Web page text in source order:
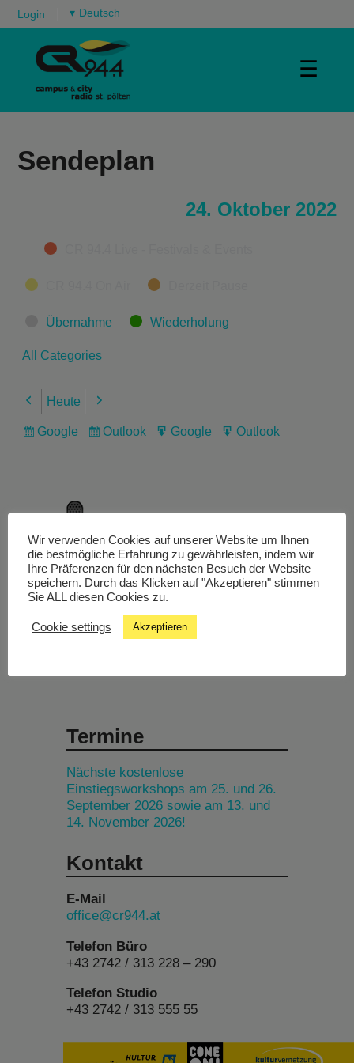
Login ▾
☰
Sendeplan
24. Oktober 2022
Categories
Übernahme Wiederholung
All Categories
Previous
Heute Next
Subscribe
Google
Subscribe
Outlook
Export
Google
Export
Outlook
Livestream
Studiochat
Termine
Nächste kostenlose
Einstiegsworkshops am 25. und 26.
September 2026 sowie am 13. und
14. November 2026!
Kontakt
E-Mail
office@cr944.at
Telefon Büro
+43 2742 / 313 228 – 290
Telefon Studio
+43 2742 / 313 555 55
Wir verwenden Cookies auf unserer Website um Ihnen
die bestmögliche Erfahrung zu gewährleisten, indem wir
Ihre Präferenzen für den nächsten Besuch der Website
speichern. Durch das Klicken auf "Akzeptieren" stimmen
Sie ALL diesen Cookies zu.
Cookie settings Akzeptieren